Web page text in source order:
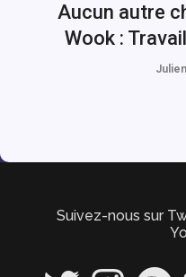
Aucun autre
Wook :
Suivez-nous sur
Twitter InstagramSpotify